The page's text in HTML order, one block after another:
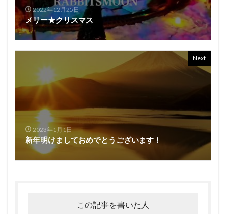
2022年12月25日
メリー★クリスマス
Next
2023年1月1日
新年明けましておめでとうございます！
この記事を書いた人